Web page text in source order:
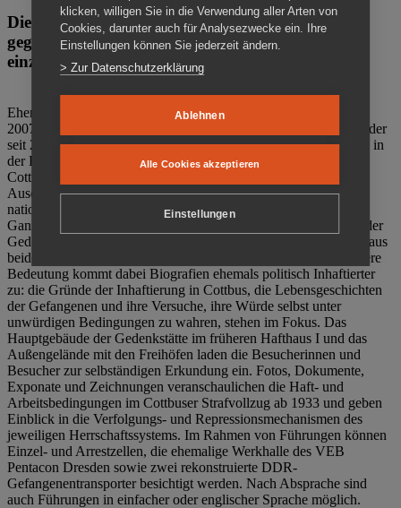
Die Gedenkstätte Zuchthaus Cottbus ist ein Ort
gegen das Vergessen. Anschaulich, nah und
einzigartig.
Ehemalige politische Häftlinge der DDR gründeten im Oktober
2007 den Verein Menschenrechtszentrum Cottbus e. V. (MRZ), der
seit 2011 Eigentümer des ehemaligen Gefängnisses (1860-2002) in
der Bautzener Straße und Träger der Gedenkstätte Zuchthaus
Cottbus ist. Im Zentrum der Arbeit der Gedenkstätte steht die
Auseinandersetzung mit politischem Unrecht während der
nationalsozialistischen Terrorherrschaft und der SED-Diktatur.
Ganzjährig zeigen mehrere Dauer- und Sonderausstellungen in der
Gedenkstätte Zuchthaus Cottbus Beispiele politischen Unrechts aus
beiden deutschen Diktaturen des 20. Jahrhunderts. Eine besondere
Bedeutung kommt dabei Biografien ehemals politisch Inhaftierter
zu: die Gründe der Inhaftierung in Cottbus, die Lebensgeschichten
der Gefangenen und ihre Versuche, ihre Würde selbst unter
unwürdigen Bedingungen zu wahren, stehen im Fokus. Das
Hauptgebäude der Gedenkstätte im früheren Hafthaus I und das
Außengelände mit den Freihöfen laden die Besucherinnen und
Besucher zur selbständigen Erkundung ein. Fotos, Dokumente,
Exponate und Zeichnungen veranschaulichen die Haft- und
Arbeitsbedingungen im Cottbuser Strafvollzug ab 1933 und geben
Einblick in die Verfolgungs- und Repressionsmechanismen des
jeweiligen Herrschaftssystems. Im Rahmen von Führungen können
Einzel- und Arrestzellen, die ehemalige Werkhalle des VEB
Pentacon Dresden sowie zwei rekonstruierte DDR-
Gefangenentransporter besichtigt werden. Nach Absprache sind
auch Führungen in einfacher oder englischer Sprache möglich.
klicken, willigen Sie in die Verwendung aller Arten von
Cookies, darunter auch für Analysezwecke ein. Ihre
Einstellungen können Sie jederzeit ändern.
> Zur Datenschutzerklärung
Ablehnen
Alle Cookies akzeptieren
Einstellungen